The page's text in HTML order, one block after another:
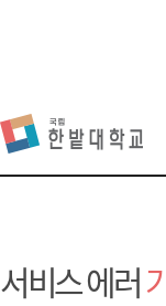
서비스 에러